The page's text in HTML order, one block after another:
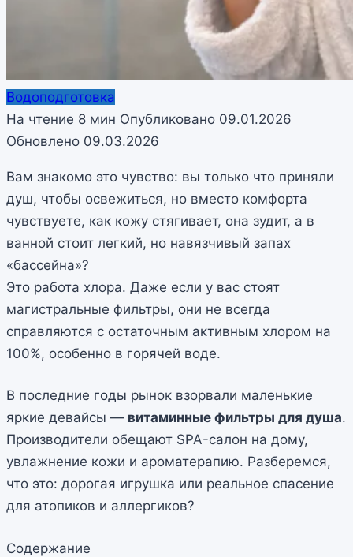
Водоподготовка
На чтение 8 мин Опубликовано 09.01.2026
Обновлено 09.03.2026
Вам знакомо это чувство: вы только что приняли
душ, чтобы освежиться, но вместо комфорта
чувствуете, как кожу стягивает, она зудит, а в
ванной стоит легкий, но навязчивый запах
«бассейна»?
Это работа хлора. Даже если у вас стоят
магистральные фильтры, они не всегда
справляются с остаточным активным хлором на
100%, особенно в горячей воде.
В последние годы рынок взорвали маленькие
яркие девайсы — витаминные фильтры для душа.
Производители обещают SPA-салон на дому,
увлажнение кожи и ароматерапию. Разберемся,
что это: дорогая игрушка или реальное спасение
для атопиков и аллергиков?
Содержание